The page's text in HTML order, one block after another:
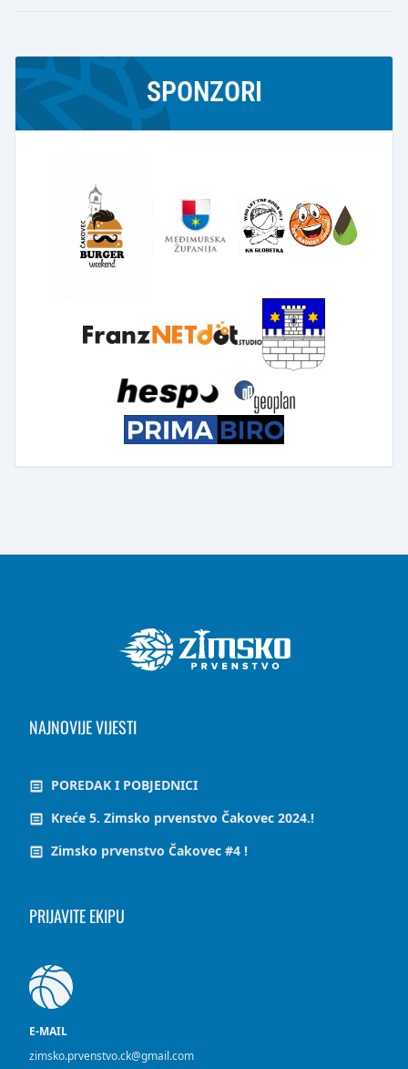
SPONZORI
NAJNOVIJE VIJESTI
POREDAK I POBJEDNICI
Kreće 5. Zimsko prvenstvo Čakovec 2024.!
Zimsko prvenstvo Čakovec #4 !
PRIJAVITE EKIPU
E-MAIL
zimsko.prvenstvo.ck@gmail.com